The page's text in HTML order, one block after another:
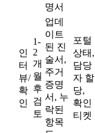
명서
인
터
뷰/
확
인
1-
2
개
월
후
검
토
업데
이트
된 진
술서,
주거
증명
서, 누
락된
항목
포털
상태,
담당
자 할
당,
확인
티켓